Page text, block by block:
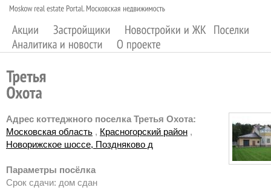
Адрес коттеджного поселка Третья Охота:
Московская область , Красногорский район ,
Новорижское шоссе, Поздняково д
Параметры посёлка
Срок сдачи: дом сдан